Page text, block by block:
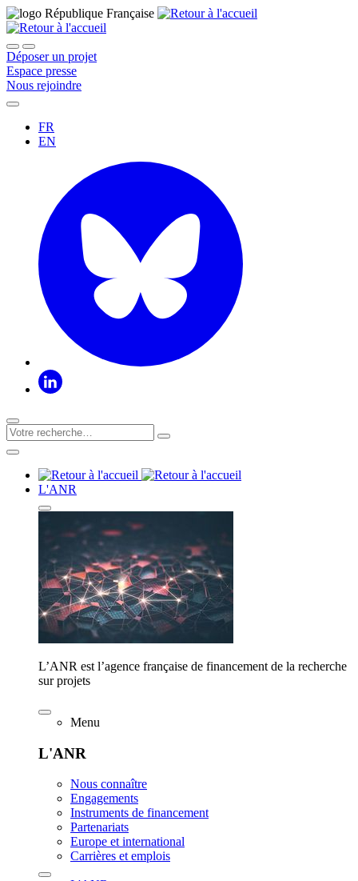
Déposer un projet
Espace presse
Nous rejoindre
FR
EN
L'ANR
L’ANR est l’agence française de financement de la recherche
sur projets
Menu
L'ANR
Nous connaître
Engagements
Instruments de financement
Partenariats
Europe et international
Carrières et emplois